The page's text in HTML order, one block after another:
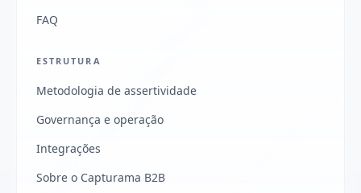
FAQ
ESTRUTURA
Metodologia de assertividade
Governança e operação
Integrações
Sobre o Capturama B2B